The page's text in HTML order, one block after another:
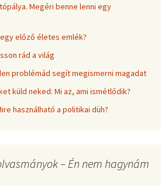
Megéri benne lenni egy
előző életes emlék?
rád a világ
problémád segít megismerni magadat
küld neked: Mi az, ami ismétlődik?
használható a politikai düh?
– Én nem hagynám